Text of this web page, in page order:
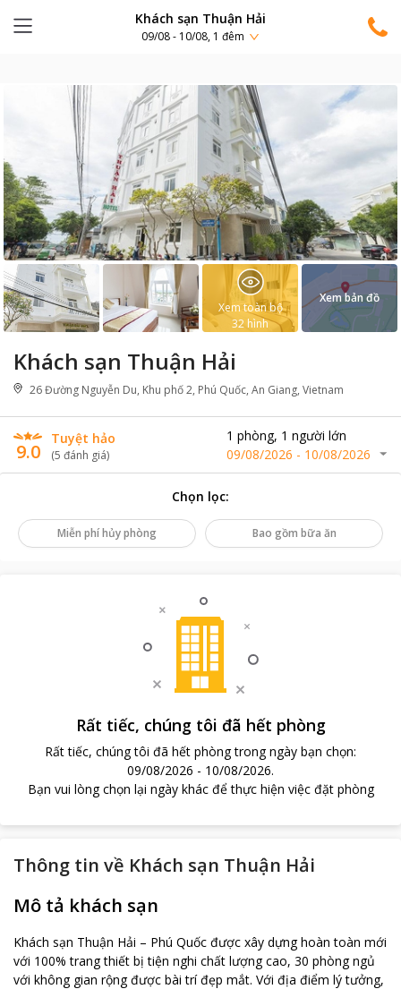
Khách sạn Thuận Hải
09/08 - 10/08, 1 đêm
Khách sạn Thuận Hải
26 Đường Nguyễn Du, Khu phố 2, Phú Quốc, An Giang, Vietnam
9.0
Tuyệt hảo
(5 đánh giá)
1 phòng, 1 người lớn
09/08/2026 - 10/08/2026
Xem toàn bộ
32 hình
Xem bản đồ
Chọn lọc:
Miễn phí hủy phòng Bao gồm bữa ăn
Rất tiếc, chúng tôi đã hết phòng
Rất tiếc, chúng tôi đã hết phòng trong ngày bạn chọn:
09/08/2026 - 10/08/2026.
Bạn vui lòng chọn lại ngày khác để thực hiện việc đặt phòng
Thông tin về Khách sạn Thuận Hải
Mô tả khách sạn
Khách sạn Thuận Hải – Phú Quốc được xây dựng hoàn toàn mới
với 100% trang thiết bị tiện nghi chất lượng cao, 30 phòng ngủ
với không gian rộng được bài trí đẹp mắt. Với địa điểm lý tưởng,